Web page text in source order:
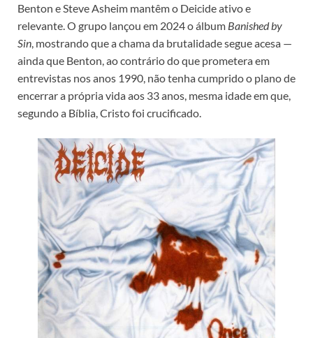
Benton e Steve Asheim mantêm o Deicide ativo e
relevante. O grupo lançou em 2024 o álbum Banished by
Sin , mostrando que a chama da brutalidade segue acesa —
ainda que Benton, ao contrário do que prometera em
entrevistas nos anos 1990, não tenha cumprido o plano de
encerrar a própria vida aos 33 anos, mesma idade em que,
segundo a Bíblia, Cristo foi crucificado.